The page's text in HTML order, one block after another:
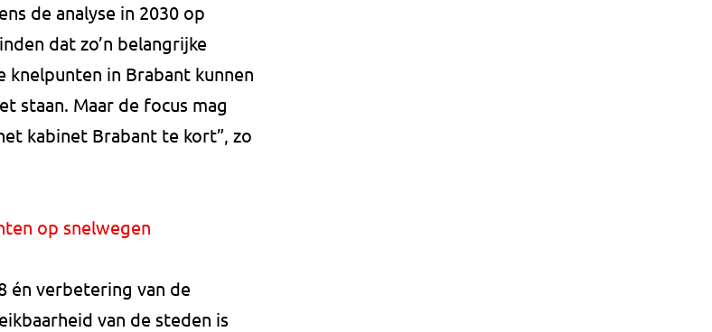
de analyse in 2030 op
dat zo’n belangrijke
in Brabant kunnen
staan. Maar de focus mag
kabinet Brabant te kort”, zo
op snelwegen
én verbetering van de
van de steden is